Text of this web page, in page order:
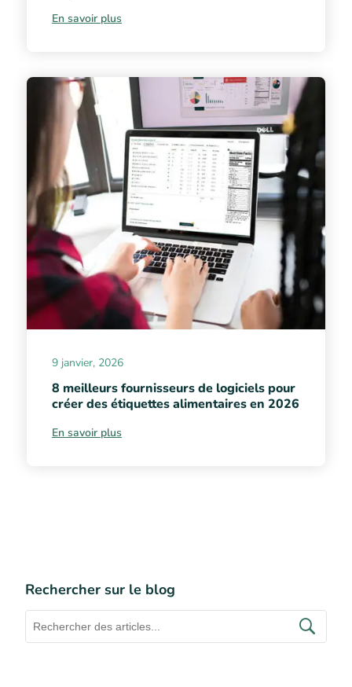
En savoir plus
9 janvier, 2026
8 meilleurs fournisseurs de logiciels pour
créer des étiquettes alimentaires en 2026
En savoir plus
Rechercher sur le blog